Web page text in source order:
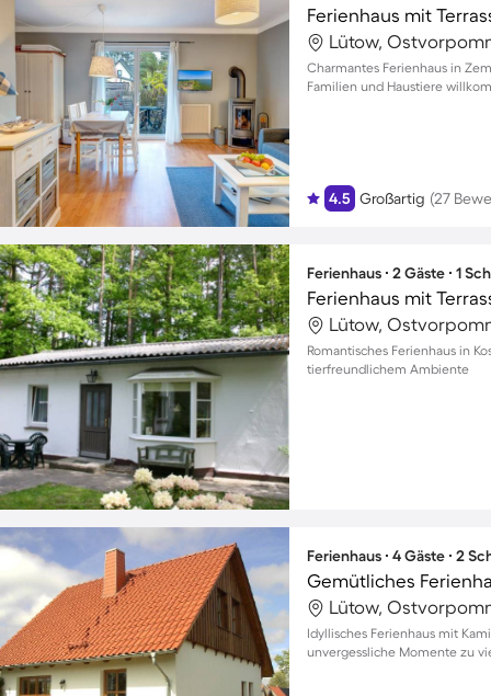
Ferienhaus mit
Lütow,
Charmantes Ferienhaus in
Familien und Haustiere
4.5 Großartig (27
Ferienhaus ∙ 2 Gäste ∙ 1
Ferienhaus mit
Lütow,
Romantisches Ferienhaus in
tierfreundlichem Ambiente
Ferienhaus ∙ 4 Gäste ∙ 2
Lütow,
Idyllisches Ferienhaus mit
unvergessliche Momente zu